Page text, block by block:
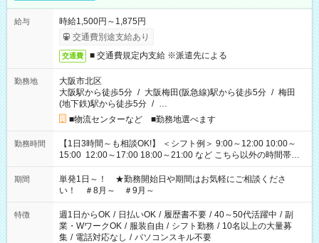
給与
時給1,500円～1,875円
交通費別途支給あり
交通費 ■ 交通費規定内支給 ※派遣先による
勤務地
大阪市北区
大阪駅から徒歩5分 / 大阪梅田(阪急線)駅から徒歩5分 / 梅田
(地下鉄)駅から徒歩5分 / …
■物流センターなど ■勤務地選べます
勤務時間
【1日3時間～も相談OK!】 ＜シフト例＞ 9:00～12:00 10:00～
15:00 12:00～17:00 18:00～21:00 など こちら以外の時間帯も
お気軽にご相談ください！
期間
単発1日～！ ★勤務開始日や期間はお気軽にご相談くださ
い！ ＃8月～ ＃9月～
特徴 週1日からOK / 日払いOK / 履歴書不要 / 40～50代活躍中 / 副
業・WワークOK / 服装自由 / シフト勤務 / 10名以上の大量募
集 / 電話対応なし / パソコンスキル不要